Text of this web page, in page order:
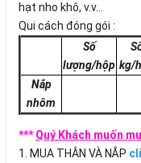
hạt nho khô, v.v...
Qui cách đóng gói :
Số
lượng/hộp kg/
Nắp
nhôm
***Quý Khách muốn
1. MUA THÂN VÀ NẮP